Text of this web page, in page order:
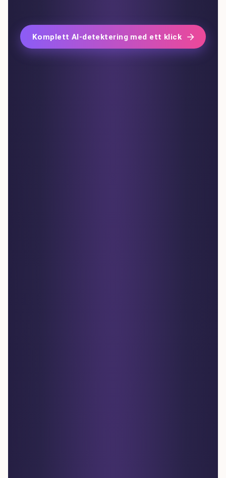
Komplett AI-detektering med ett klick